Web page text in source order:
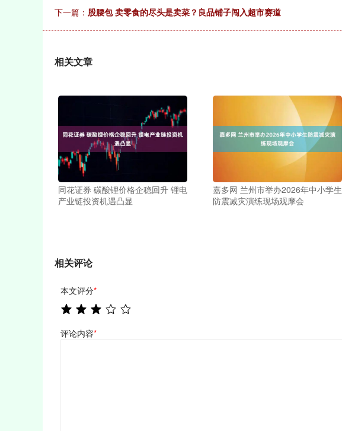
下一篇： 股腰包 卖零食的尽头是卖菜？良品铺子闯入超市赛道
相关文章
同花证券 碳酸锂价格企稳回升 锂电
产业链投资机遇凸显
嘉多网 兰州市举办2026年中小学生
防震减灾演练现场观摩会
相关评论
本文评分*
评论内容*